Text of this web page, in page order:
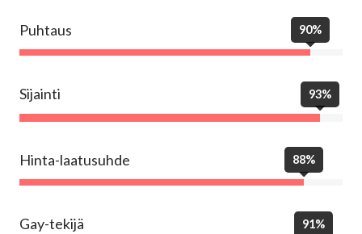
Puhtaus 90%
Sijainti 93%
Hinta-laatusuhde 88%
Gay-tekijä 91%